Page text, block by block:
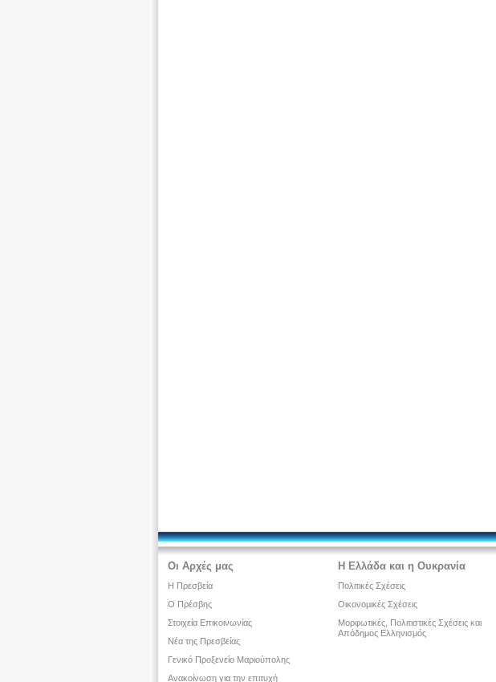
Οι Αρχές μας
Η Πρεσβεία
Ο Πρέσβης
Στοιχεία Επικοινωνίας
Νέα της Πρεσβείας
Γενικό Προξενείο Μαριούπολης
Ανακοίνωση για την επιτυχή
Η Ελλάδα και η Ουκρανία
Πολιτικές Σχέσεις
Οικονομικές Σχέσεις
Μορφωτικές, Πολιτιστικές Σχέσεις και
Απόδημος Ελληνισμός